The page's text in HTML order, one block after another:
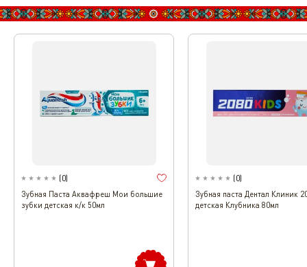
(0)
Зубная Паста Аквафреш Мои большие
зубки детская к/к 50мл
(0)
Зубная паста Дентал Клиник
детская Клубника 80мл